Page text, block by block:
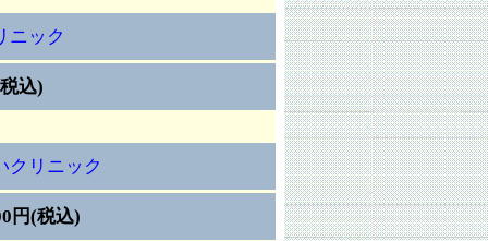
ニック
込)
リニック
円(税込)